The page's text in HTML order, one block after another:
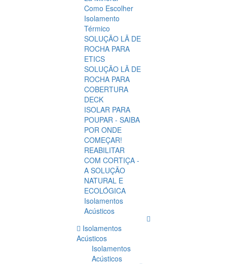
Como Escolher
Isolamento
Térmico
SOLUÇÃO LÃ DE
ROCHA PARA
ETICS
SOLUÇÃO LÃ DE
ROCHA PARA
COBERTURA
DECK
ISOLAR PARA
POUPAR - SAIBA
POR ONDE
COMEÇAR!
REABILITAR
COM CORTIÇA -
A SOLUÇÃO
NATURAL E
ECOLÓGICA
Isolamentos
Acústicos
Isolamentos
Acústicos
Isolamentos
Acústicos